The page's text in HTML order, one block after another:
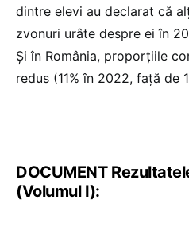
dintre elevi au declarat că
zvonuri urâte despre ei în
Și în România, proporțiile
redus (11% în 2022, față de
DOCUMENT
(Volumul I):